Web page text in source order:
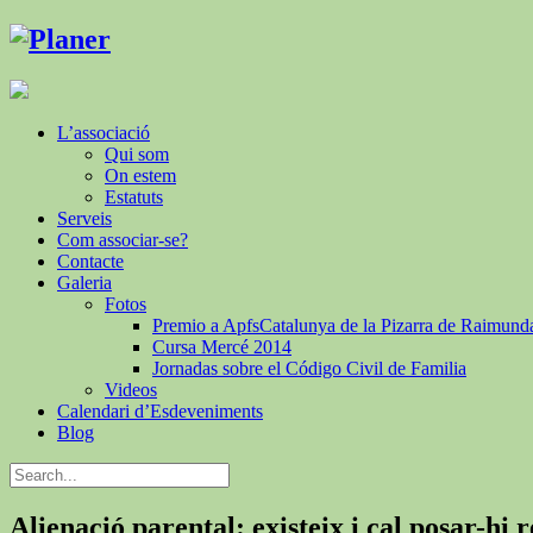
L’associació
Qui som
On estem
Estatuts
Serveis
Com associar-se?
Contacte
Galeria
Fotos
Premio a ApfsCatalunya de la Pizarra de
Cursa Mercé 2014
Jornadas sobre el Código Civil de Familia
Videos
Calendari d’Esdeveniments
Blog
Alienació parental: existeix i cal posar-hi